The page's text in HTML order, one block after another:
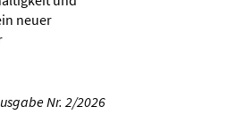
neuer
Nr. 2/2026